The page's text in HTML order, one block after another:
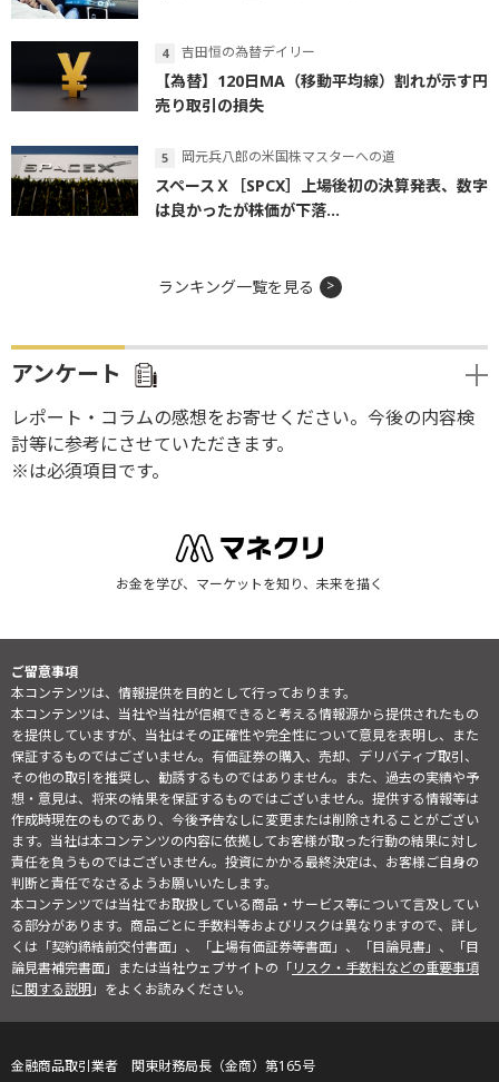
吉田恒の為替デイリー
【為替】120日MA（移動平均線）割れが示す円
売り取引の損失
岡元兵八郎の米国株マスターへの道
スペースＸ［SPCX］上場後初の決算発表、数字
は良かったが株価が下落...
ランキング一覧を見る
アンケート
レポート・コラムの感想をお寄せください。今後の内容検
討等に参考にさせていただきます。
※は必須項目です。
お金を学び、マーケットを知り、未来を描く
ご留意事項
本コンテンツは、情報提供を目的として行っております。
本コンテンツは、当社や当社が信頼できると考える情報源から提供されたもの
を提供していますが、当社はその正確性や完全性について意見を表明し、また
保証するものではございません。有価証券の購入、売却、デリバティブ取引、
その他の取引を推奨し、勧誘するものではありません。また、過去の実績や予
想・意見は、将来の結果を保証するものではございません。提供する情報等は
作成時現在のものであり、今後予告なしに変更または削除されることがござい
ます。当社は本コンテンツの内容に依拠してお客様が取った行動の結果に対し
責任を負うものではございません。投資にかかる最終決定は、お客様ご自身の
判断と責任でなさるようお願いいたします。
本コンテンツでは当社でお取扱している商品・サービス等について言及してい
る部分があります。商品ごとに手数料等およびリスクは異なりますので、詳し
くは「契約締結前交付書面」、「上場有価証券等書面」、「目論見書」、「目
論見書補完書面」または当社ウェブサイトの「リスク・手数料などの重要事項
に関する説明」をよくお読みください。
金融商品取引業者 関東財務局長（金商）第165号